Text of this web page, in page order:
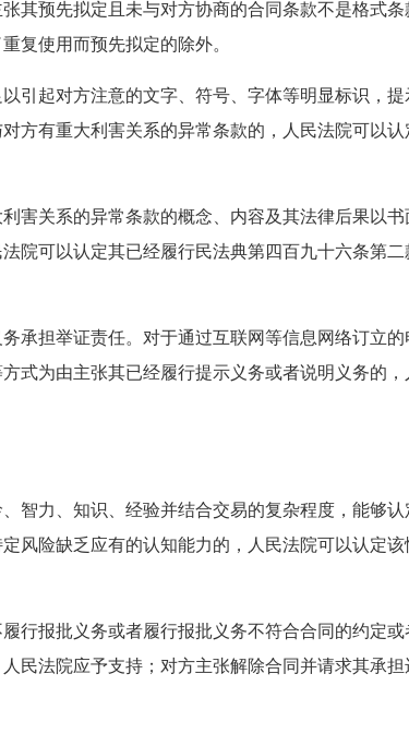
其预先拟定且未与对方协商的合同条款不是格式条
复使用而预先拟定的除外。
引起对方注意的文字、符号、字体等明显标识，提
方有重大利害关系的异常条款的，人民法院可以认
害关系的异常条款的概念、内容及其法律后果以书
院可以认定其已经履行民法典第四百九十六条第二
承担举证责任。对于通过互联网等信息网络订立的
式为由主张其已经履行提示义务或者说明义务的，
智力、知识、经验并结合交易的复杂程度，能够认
风险缺乏应有的认知能力的，人民法院可以认定该
行报批义务或者履行报批义务不符合合同的约定或
民法院应予支持；对方主张解除合同并请求其承担